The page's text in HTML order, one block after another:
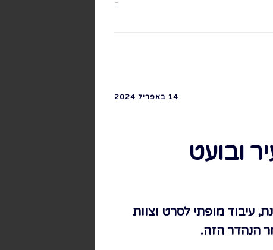
14 באפריל 2024
ובועט
עיבוד מופתי לסרט וצוות
הנהדר הזה.